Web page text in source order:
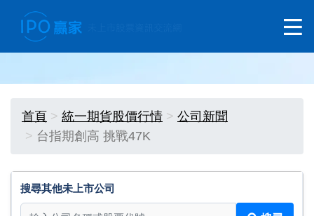
首頁 統一期貨股價行情
公司新聞
台指期創高 挑戰47K
搜尋其他未上市公司
搜尋其他未上市公司